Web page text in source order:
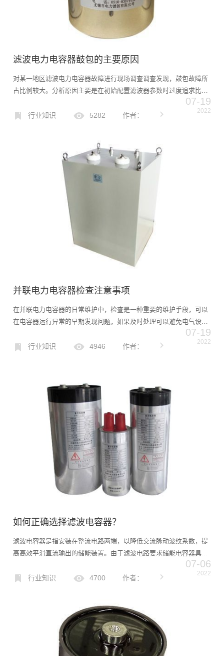
滤波电力电容器鼓包的主要原因
对某一地区滤波电力电容器故障进行现场调查调查发现，鼓包故障所
占比例较大。分析原因主要是在初始配置滤波器参数时过度追求比特
性指标。方法选择不合理，分析不深入，导致电容器参数与电网参数
匹配存在差距，电容器额定电压参数不足，电容器工作场强度相对
行业知识 5282 作者：
07-19
2022
并联电力电容器检查注意事项
在并联电力电容器的日常维护中，检查是一种重要的维护手段，可以
在电容器运行异常的早期发现问题，如果及时处理可以避免电气设备
事故，但由于电容器是过电装置，故障往往先发生在内部，所以在日
常维护中也需要特别注意一些问题，现在简单介绍并联电力电容器
行业知识 4946 作者：
07-19
2022
如何正确选择滤波电容器？
滤波电容器是指安装在整流电路两端，以降低交流脉动波纹系数，提
高高效平滑直流输出的储能装置。由于滤波电路要求储能电容器具有
较大的电容量。高频滤波电容器主要在开关电源整流后的滤波器中工
作，工作频率为数千Hz到数万Hz之间。普通低频电解电容器10...
行业知识 4700 作者：
07-06
2022